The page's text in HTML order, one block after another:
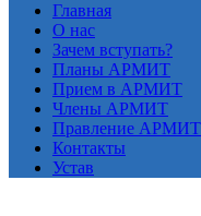
Главная
О нас
Зачем вступать?
Планы АРМИТ
Прием в АРМИТ
Члены АРМИТ
Правление АРМИТ
Контакты
Устав